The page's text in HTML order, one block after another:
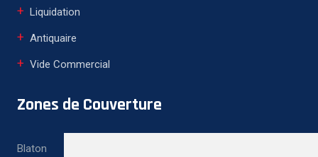
Liquidation
Antiquaire
Vide Commercial
Zones de Couverture
Blaton